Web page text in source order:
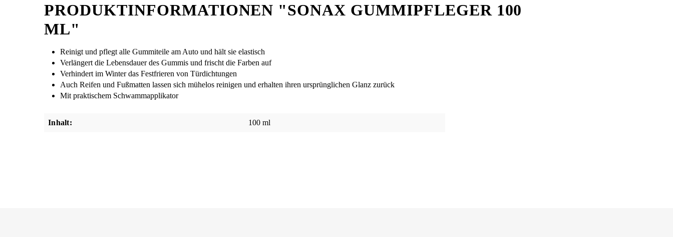
PRODUKTINFORMATIONEN "SONAX GUMMIPFLEGER 100
ML"
Reinigt und pflegt alle Gummiteile am Auto und hält sie elastisch
Verlängert die Lebensdauer des Gummis und frischt die Farben auf
Verhindert im Winter das Festfrieren von Türdichtungen
Auch Reifen und Fußmatten lassen sich mühelos reinigen und erhalten ihren ursprünglichen Glanz zurück
Mit praktischem Schwammapplikator
Inhalt: 100 ml